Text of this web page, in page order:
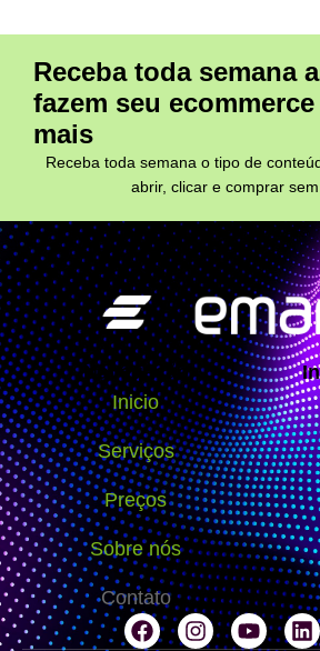
Receba toda semana
fazem seu
mais
Receba toda semana o tipo de
abrir, clicar e comprar sem
Navegação
Inicio
Serviços
Preços
Sobre nós
Contato